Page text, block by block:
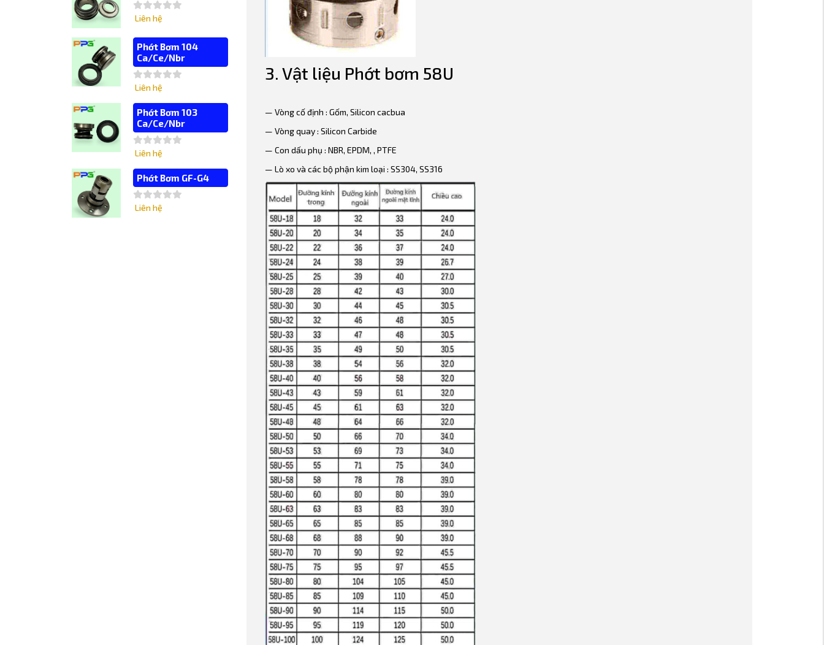
Liên hệ
Phớt Bơm 104
Ca/Ce/Nbr
Liên hệ
Phớt Bơm 103
Ca/Ce/Nbr
Liên hệ
Phớt Bơm GF-G4
Liên hệ
3. Vật liệu Phớt bơm 58U
— Vòng cố định : Gốm, Silicon cacbua
— Vòng quay : Silicon Carbide
— Con dấu phụ : NBR, EPDM, , PTFE
— Lò xo và các bộ phận kim loại : SS304, SS316